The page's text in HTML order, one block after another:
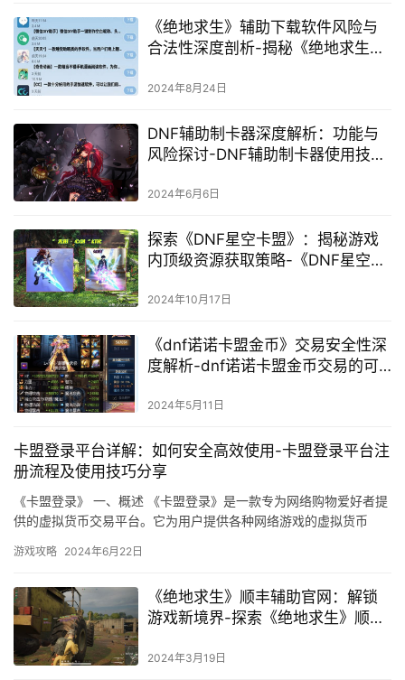
《绝地求生》辅助下载软件风险与
合法性深度剖析-揭秘《绝地求生》
2024年8月24日
DNF辅助制卡器深度解析：功能与
风险探讨-DNF辅助制卡器使用技巧
2024年6月6日
探索《DNF星空卡盟》：揭秘游戏
内顶级资源获取策略-《DNF星空卡
源获取指南
2024年10月17日
《dnf诺诺卡盟金币》交易安全性深
度解析-dnf诺诺卡盟金币交易的可
2024年5月11日
卡盟登录平台详解：如何安全高效使用-卡盟登录平台注
册流程及使用技巧分享
《卡盟登录》 一、概述 《卡盟登录》是一款专为网络购物爱好者提
供的虚拟货币交易平台。它为用户提供各种网络游戏的虚拟货币
游戏攻略 2024年6月22日
《绝地求生》顺丰辅助官网：解锁
游戏新境界-探索《绝地求生》顺丰
略
2024年3月19日